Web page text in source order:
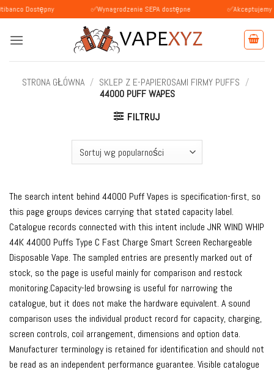
Przewiń
do
zawartości
✅Wynagrodzenie SEPA dostępne ✅Akceptujemy
STRONA GŁÓWNA / SKLEP Z E-PAPIEROSAMI FIRMY PUFFS /
44000 PUFF WAPES
FILTRUJ
The search intent behind 44000 Puff Vapes is specification-first, so
this page groups devices carrying that stated capacity label.
Catalogue records connected with this intent include JNR WIND WHIP
44K 44000 Puffs Type C Fast Charge Smart Screen Rechargeable
Disposable Vape. The sampled entries are presently marked out of
stock, so the page is useful mainly for comparison and restock
monitoring.Capacity-led browsing is useful for narrowing the
catalogue, but it does not make the hardware equivalent. A sound
comparison uses the individual product record for capacity, charging,
screen controls, coil arrangement, dimensions and option data.
Manufacturer terminology is retained for identification and should not
be read as an independent performance guarantee. Visible catalogue